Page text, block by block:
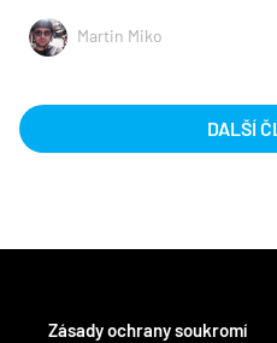
Martin Miko
DALŠÍ
Zásady ochrany soukromí